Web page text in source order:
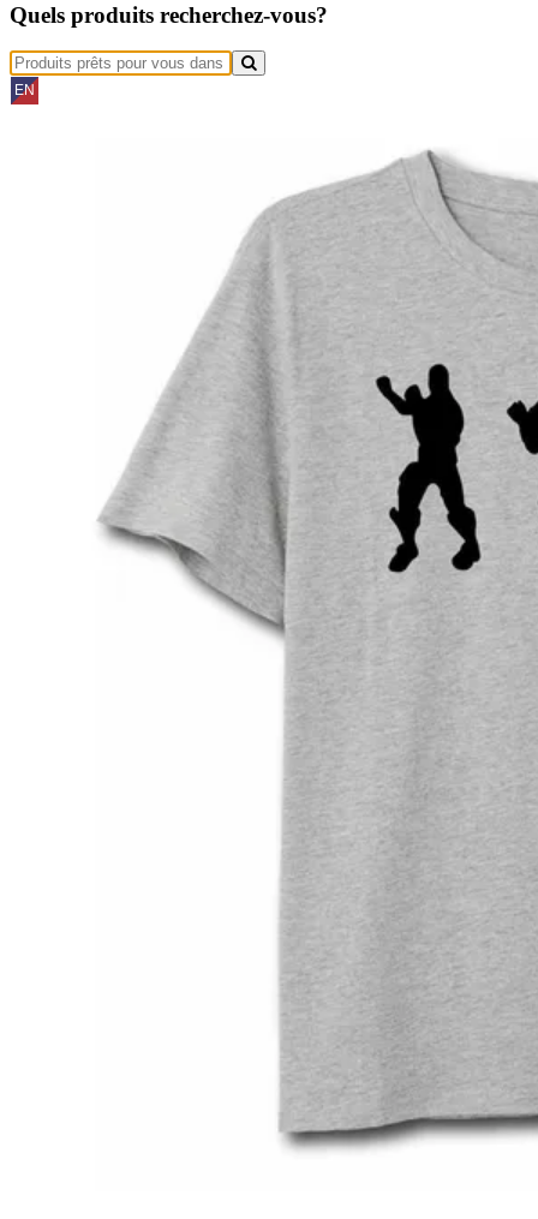
Quels produits recherchez-vous?